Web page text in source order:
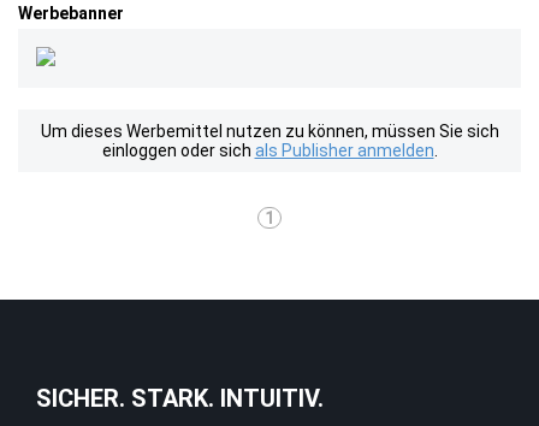
Werbebanner
Um dieses Werbemittel nutzen zu können, müssen Sie sich
einloggen oder sich als Publisher anmelden
1
SICHER. STARK. INTUITIV.